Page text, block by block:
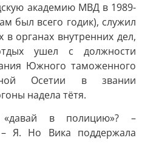
академию МВД в 1989-
был всего годик), служил
органах внутренних дел,
ушел с должности
Южного таможенного
Осетии в звании
надела тётя.
«давай в полицию»? –
Я. Но Вика поддержала